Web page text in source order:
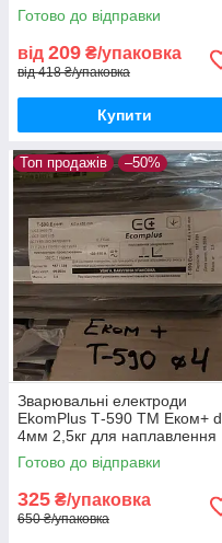
MONOLITH
Готово до відправки
від 209 ₴/упаковка
від 418 ₴/упаковка
Купити
Топ продажів –50%
Зварювальні електроди
EkomPlus Т-590 ТМ Еком+ d
4мм 2,5кг для наплавлення
з'єднання сталевих і
чавунних виробів
Готово до відправки
325 ₴/упаковка
650 ₴/упаковка